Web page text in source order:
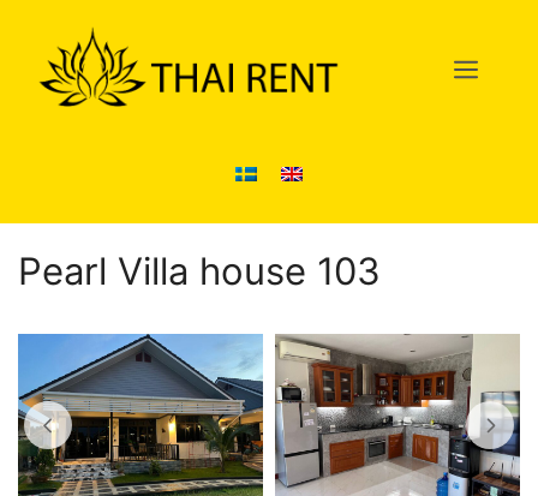
innehåll
Pearl Villa house 103